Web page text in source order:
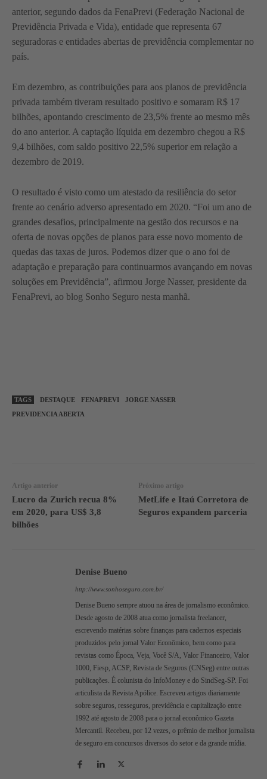
anterior, segundo dados da FenaPrevi (Federação Nacional de
Previdência Privada e Vida), entidade que representa 67
seguradoras e entidades abertas de previdência complementar no
país.
Em dezembro, as contribuições para aos planos de previdência
privada também tiveram resultado positivo e somaram R$ 17
bilhões, apontando crescimento de 23,5% frente ao mesmo mês
do ano anterior. A captação líquida em dezembro chegou a R$
9,4 bilhões, com saldo positivo 22,5% superior em relação a
dezembro de 2019.
O resultado é visto como um atestado da resiliência do setor
frente ao cenário adverso apresentado em 2020. “Foi um ano de
grandes desafios, principalmente na gestão dos recursos e na
oferta de novas opções de planos para esse novo momento de
quedas das taxas de juros. Podemos dizer que o ano foi de
adaptação e preparação para continuarmos avançando em novas
soluções em Previdência”, afirmou Jorge Nasser, presidente da
FenaPrevi, ao blog Sonho Seguro nesta manhã.
TAGS DESTAQUE FENAPREVI
JORGE NASSER
PREVIDENCIA ABERTA
Artigo anterior
Lucro da Zurich recua 8%
em 2020, para US$ 3,8
bilhões
Próximo artigo
MetLife e Itaú Corretora de
Seguros expandem parceria
Denise Bueno
http://www.sonhoseguro.com.br/
Denise Bueno sempre atuou na área de jornalismo econômico.
Desde agosto de 2008 atua como jornalista freelancer,
escrevendo matérias sobre finanças para cadernos especiais
produzidos pelo jornal Valor Econômico, bem como para
revistas como Época, Veja, Você S/A, Valor Financeiro, Valor
1000, Fiesp, ACSP, Revista de Seguros (CNSeg) entre outras
publicações. É colunista do InfoMoney e do SindSeg-SP. Foi
articulista da Revista Apólice. Escreveu artigos diariamente
sobre seguros, resseguros, previdência e capitalização entre
1992 até agosto de 2008 para o jornal econômico Gazeta
Mercantil. Recebeu, por 12 vezes, o prêmio de melhor jornalista
de seguro em concursos diversos do setor e da grande mídia.